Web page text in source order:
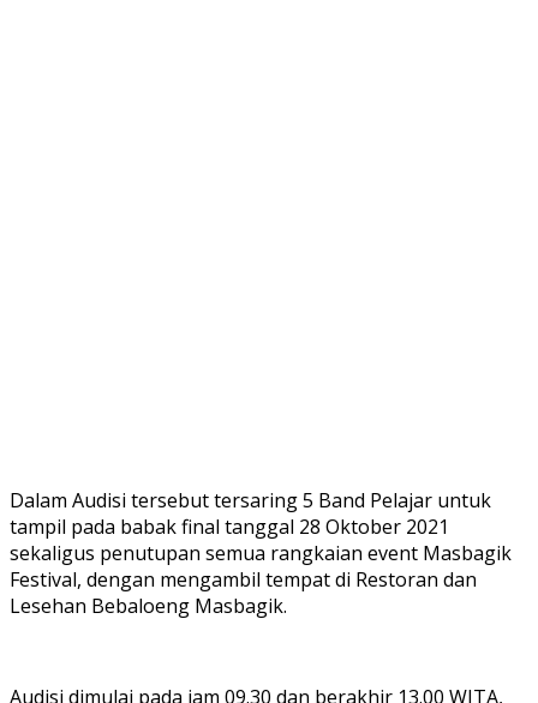
Dalam Audisi tersebut tersaring 5 Band Pelajar untuk
tampil pada babak final tanggal 28 Oktober 2021
sekaligus penutupan semua rangkaian event Masbagik
Festival, dengan mengambil tempat di Restoran dan
Lesehan Bebaloeng Masbagik.
Audisi dimulai pada jam 09.30 dan berakhir 13.00 WITA,